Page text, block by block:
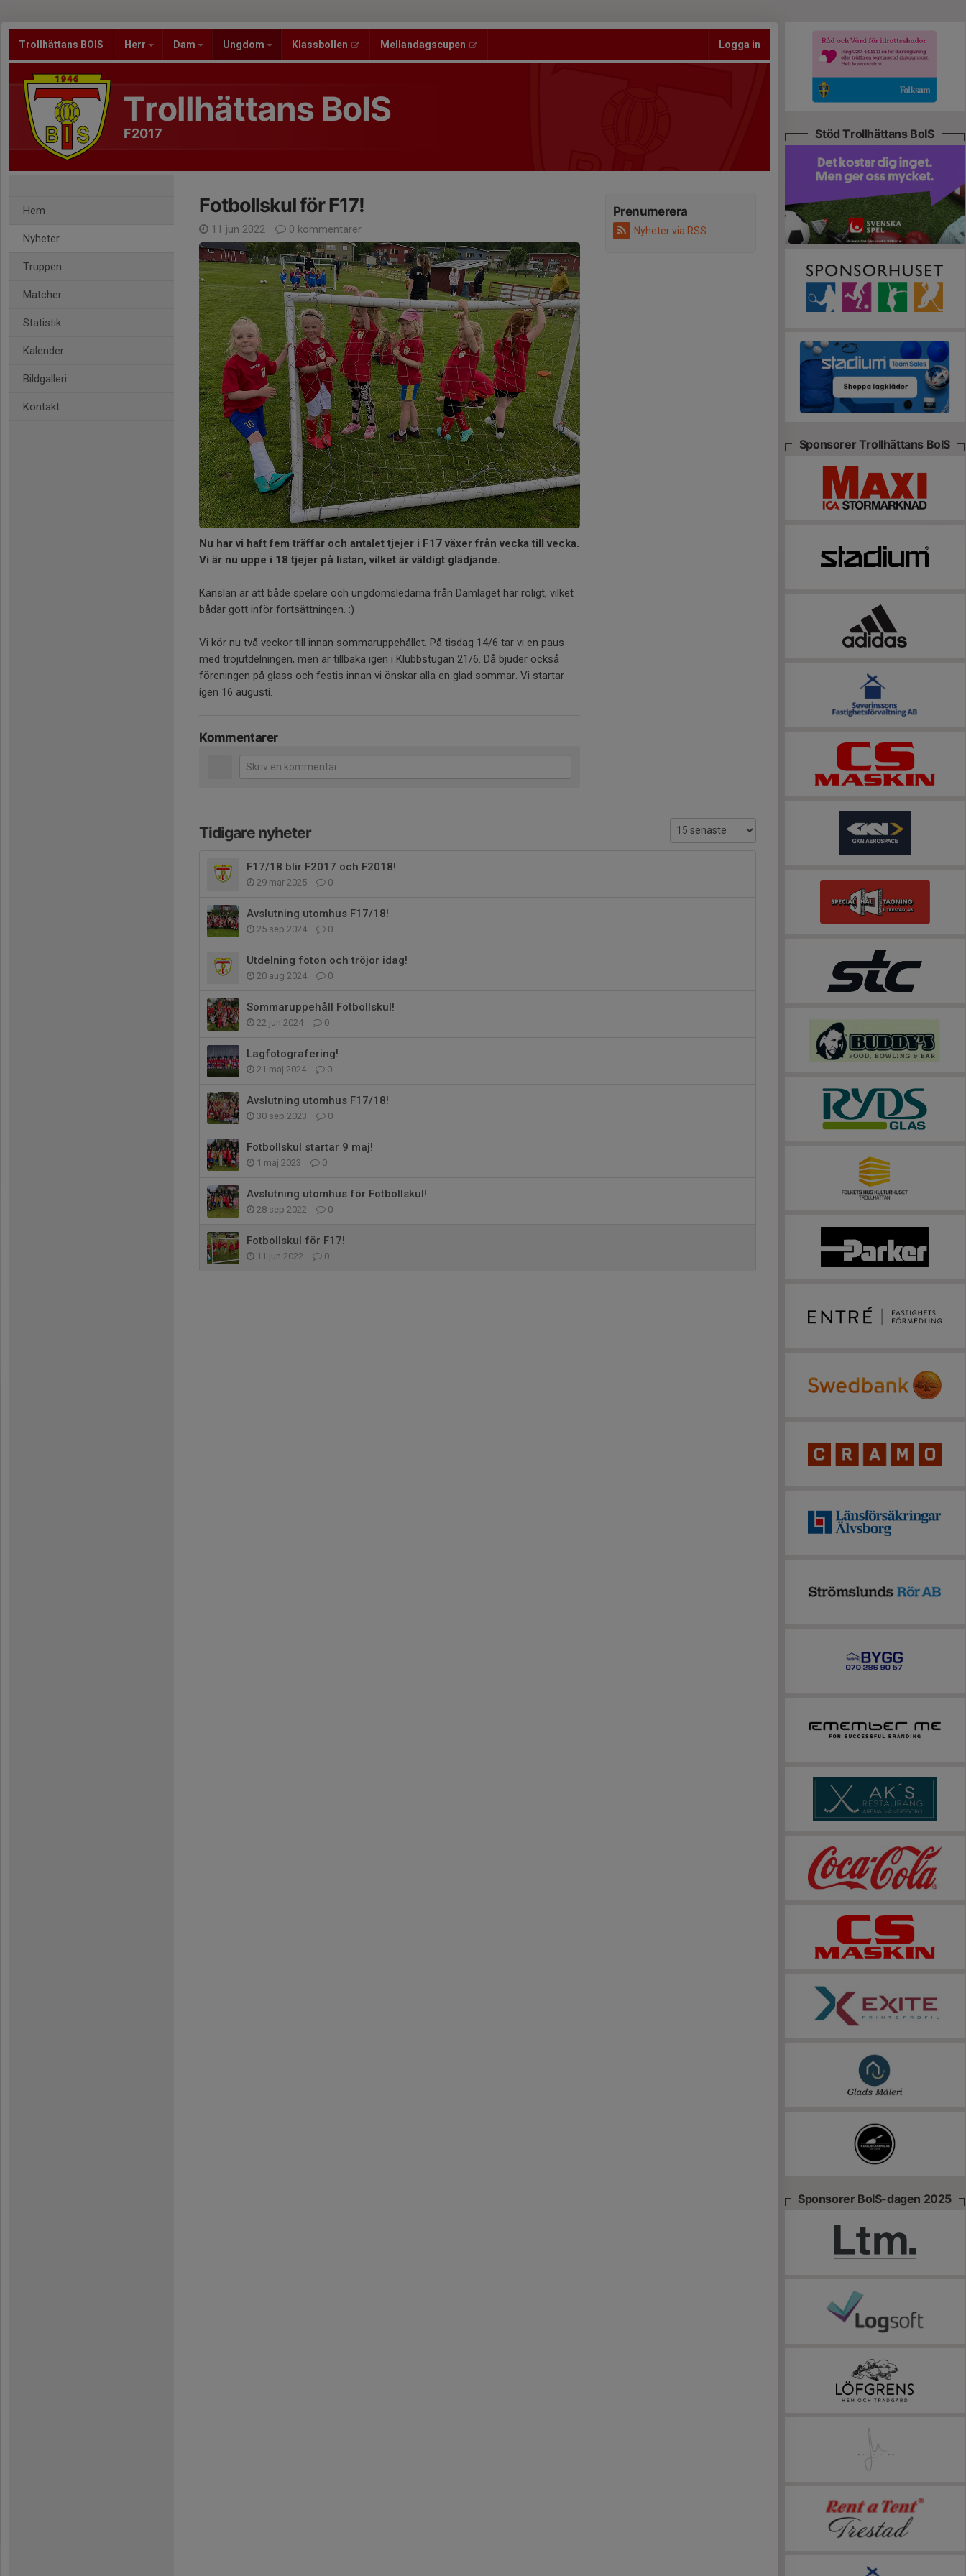
Trollhättans BOIS Herr Dam Ungdom Klassbollen Mellandagscupen Logga in
Trollhättans BoIS
F2017
Hem
Nyheter
Truppen
Matcher
Statistik
Kalender
Bildgalleri
Kontakt
Prenumerera
Nyheter via RSS
Fotbollskul för F17!
11 jun 2022 0 kommentarer
Nu har vi haft fem träffar och antalet tjejer i F17 växer från vecka till vecka.
Vi är nu uppe i 18 tjejer på listan, vilket är väldigt glädjande.
Känslan är att både spelare och ungdomsledarna från Damlaget har roligt, vilket
bådar gott inför fortsättningen. :)
Vi kör nu två veckor till innan sommaruppehållet. På tisdag 14/6 tar vi en paus
med tröjutdelningen, men är tillbaka igen i Klubbstugan 21/6. Då bjuder också
föreningen på glass och festis innan vi önskar alla en glad sommar. Vi startar
igen 16 augusti.
Kommentarer
Tidigare nyheter
F17/18 blir F2017 och F2018!
29 mar 2025 0
Avslutning utomhus F17/18!
25 sep 2024 0
Utdelning foton och tröjor idag!
20 aug 2024 0
Sommaruppehåll Fotbollskul!
22 jun 2024 0
Lagfotografering!
21 maj 2024 0
Avslutning utomhus F17/18!
30 sep 2023 0
Fotbollskul startar 9 maj!
1 maj 2023 0
Avslutning utomhus för Fotbollskul!
28 sep 2022 0
Fotbollskul för F17!
11 jun 2022 0
Stöd Trollhättans BoIS
Sponsorer Trollhättans BoIS
Sponsorer BoIS-dagen 2025